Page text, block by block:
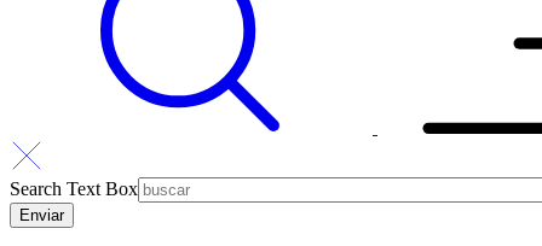
Search Text Box